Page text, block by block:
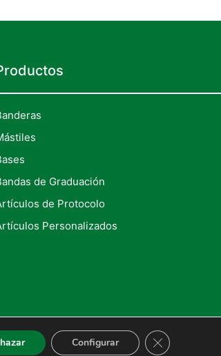
de Graduación
de Protocolo
Personalizados
Términos Y Condiciones Legales De Compra
Configurar CERRAR